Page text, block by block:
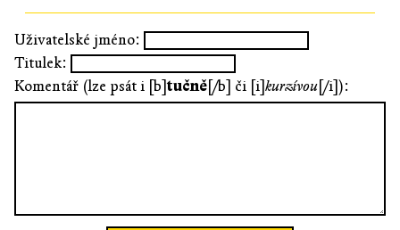
Uživatelské jméno:
Titulek:
Komentář (lze psát i [b]tučně[/b] či [i]kurzívou[/i]):